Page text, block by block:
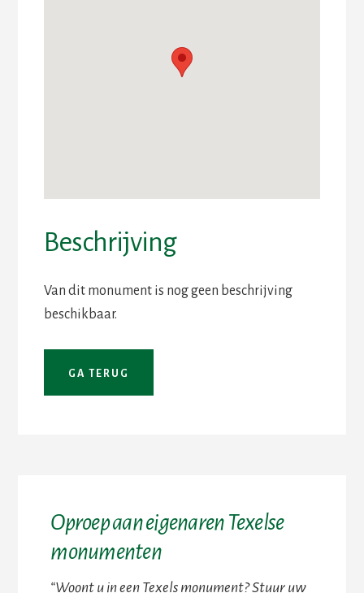
Beschrijving
Van dit monument is nog geen beschrijving
beschikbaar.
Oproep aan eigenaren Texelse
monumenten
“Woont u in een Texels monument? Stuur uw